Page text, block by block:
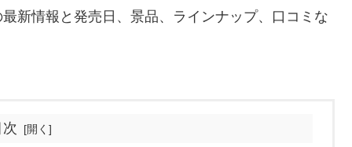
新情報と発売日、景品、ラインナップ、口コミな